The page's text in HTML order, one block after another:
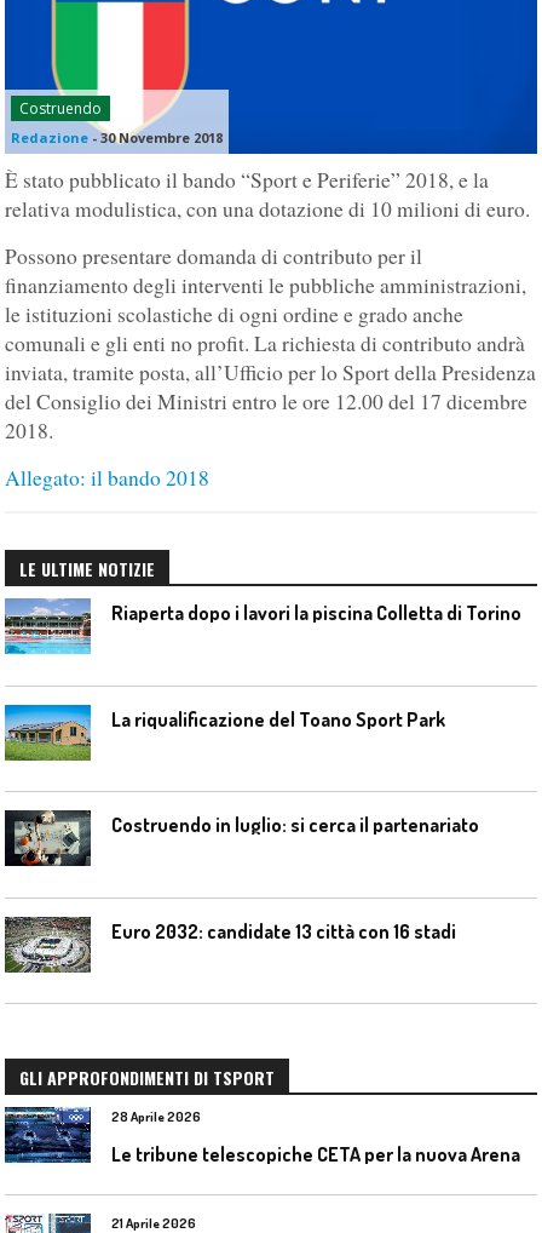
Costruendo
Redazione -30 Novembre 2018
È stato pubblicato il bando “Sport e Periferie” 2018, e la
relativa modulistica, con una dotazione di 10 milioni di euro.
Possono presentare domanda di contributo per il
finanziamento degli interventi le pubbliche amministrazioni,
le istituzioni scolastiche di ogni ordine e grado anche
comunali e gli enti no profit. La richiesta di contributo andrà
inviata, tramite posta, all’Ufficio per lo Sport della Presidenza
del Consiglio dei Ministri entro le ore 12.00 del 17 dicembre
2018.
Allegato: il bando 2018
LE ULTIME NOTIZIE
Riaperta dopo i lavori la piscina Colletta di Torino
La riqualificazione del Toano Sport Park
Costruendo in luglio: si cerca il partenariato
Euro 2032: candidate 13 città con 16 stadi
GLI APPROFONDIMENTI DI TSPORT
28 Aprile 2026
21 Aprile 2026